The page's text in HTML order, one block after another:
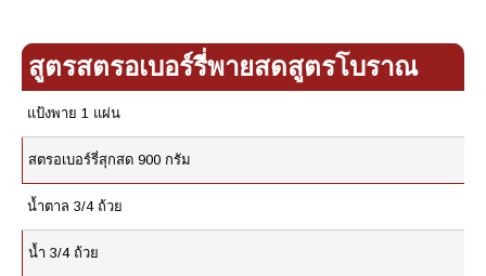
สูตรสตรอเบอร์รี่พายสดสูตรโบราณ
แป้งพาย 1 แผ่น
สตรอเบอร์รี่สุกสด 900 กรัม
น้ำตาล 3/4 ถ้วย
น้ำ 3/4 ถ้วย